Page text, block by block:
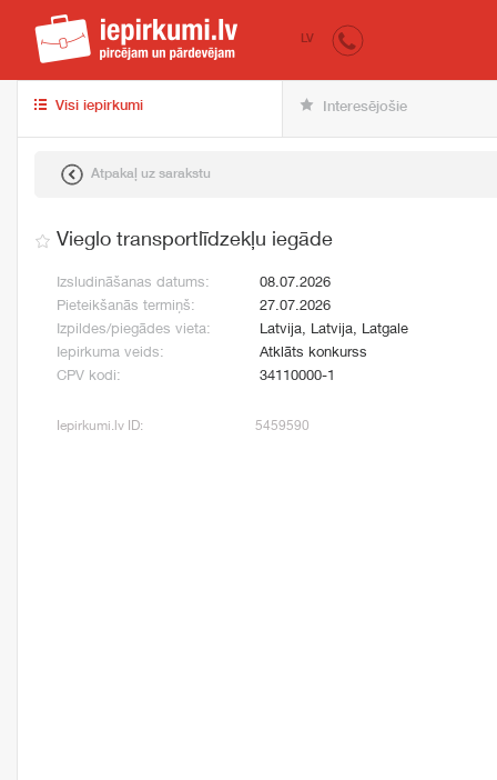
iepirkumi.lv
LV
Visi iepirkumi Interesējošie
Atpakaļ uz sarakstu
Vieglo transportlīdzekļu iegāde
Izsludināšanas datums:
08.07.2026
Pieteikšanās termiņš:
27.07.2026
Izpildes/piegādes vieta:
Latvija, Latvija, Latgale
Iepirkuma veids:
Atklāts konkurss
CPV kodi:
34110000-1
Iepirkumi.lv ID: 5459590